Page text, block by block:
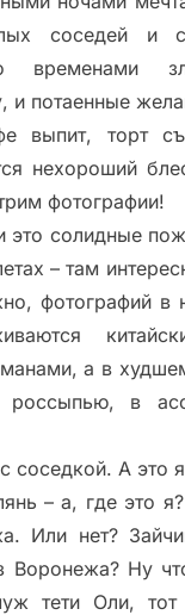
соседей и
временами
и потаенные
выпит, торт
нехороший
фотографии!
это солидные
– там
фотографий в
а в
в
соседкой. А это
– а, где это
Или нет?
Воронежа? Ну
тети Оли, тот